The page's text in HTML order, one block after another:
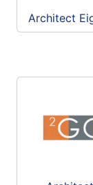
Architect